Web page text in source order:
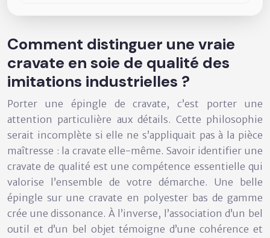
Comment distinguer une vraie
cravate en soie de qualité des
imitations industrielles ?
Porter une épingle de cravate, c’est porter une
attention particulière aux détails. Cette philosophie
serait incomplète si elle ne s’appliquait pas à la pièce
maîtresse : la cravate elle-même. Savoir identifier une
cravate de qualité est une compétence essentielle qui
valorise l’ensemble de votre démarche. Une belle
épingle sur une cravate en polyester bas de gamme
crée une dissonance. À l’inverse, l’association d’un bel
outil et d’un bel objet témoigne d’une cohérence et